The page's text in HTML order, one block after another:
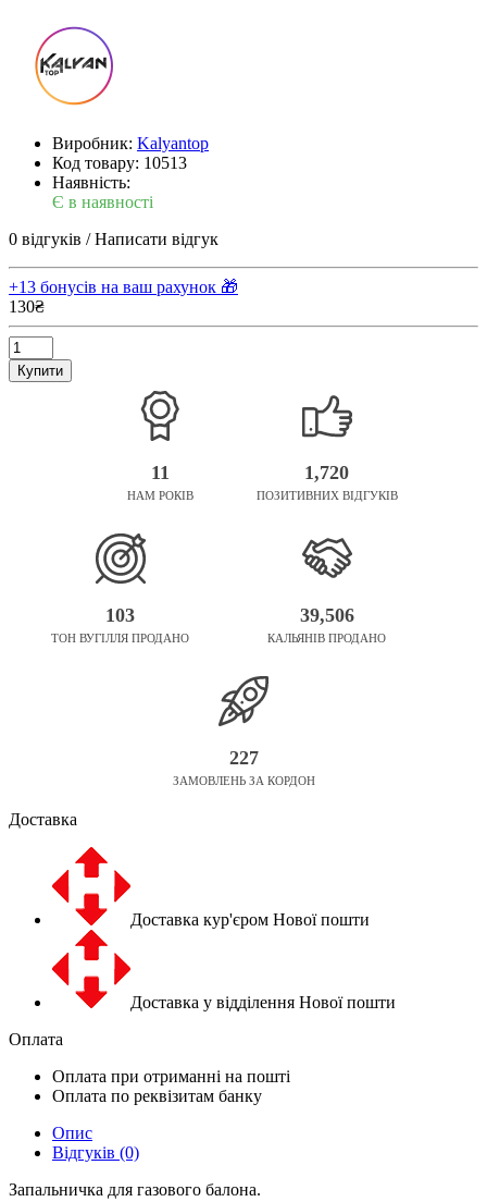
Виробник: Kalyantop
Код товару: 10513
Наявність:
Є в наявності
0 відгуків /Написати відгук
+13 бонусів на ваш рахунок 🎁
130₴
Купити
11
НАМ РОКІВ
1,720
ПОЗИТИВНИХ ВІДГУКІВ
103
ТОН ВУГІЛЛЯ ПРОДАНО
39,506
КАЛЬЯНІВ ПРОДАНО
227
ЗАМОВЛЕНЬ ЗА КОРДОН
Доставка
Доставка кур'єром Нової пошти
Доставка у відділення Нової пошти
Оплата
Оплата при отриманні на пошті
Оплата по реквізитам банку
Опис
Відгуків (0)
Запальничка для газового балона.